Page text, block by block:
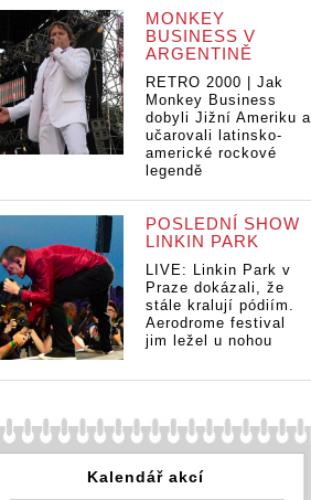
MONKEY
BUSINESS V
ARGENTINĚ
RETRO 2000 | Jak
Monkey Business
dobyli Jižní Ameriku a
učarovali latinsko-
americké rockové
legendě
POSLEDNÍ SHOW
LINKIN PARK
LIVE: Linkin Park v
Praze dokázali, že
stále kralují pódiím.
Aerodrome festival
jim ležel u nohou
Kalendář akcí